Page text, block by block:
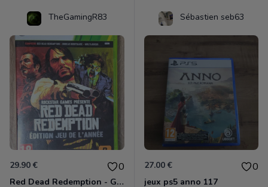
TheGamingR83
29.90 € 0
Red Dead Redemption - Game Of The Year Xbox 360
Sébastien seb63
27.00 € 0
jeux ps5 anno 117